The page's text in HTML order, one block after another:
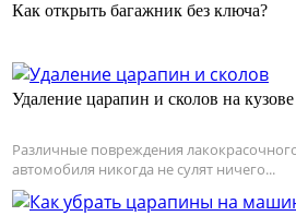
Как открыть багажник без ключа?
Удаление царапин и сколов на
Различные повреждения
автомобиля никогда не сулят ничего...